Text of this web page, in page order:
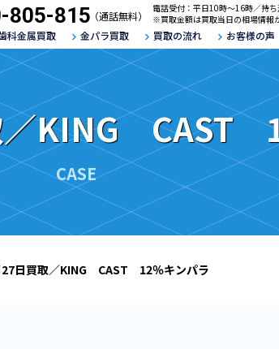
805-815（通話無料）
電話受付：平日10時～16時／持
※買取金額は買取当日の相場情報
科金属買取 金パラ買取 買取の流れ お客様の声
／KING CAST
CASE
日買取／KING CAST 12％キンパラ